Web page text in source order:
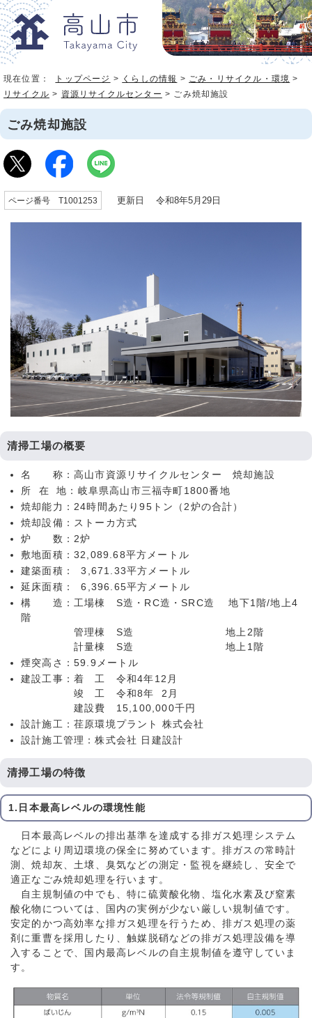
現在位置： トップページ > くらしの情報 > ごみ・リサイクル・環境 >
リサイクル > 資源リサイクルセンター > ごみ焼却施設
ごみ焼却施設
ページ番号 T1001253 更新日 令和8年5月29日
清掃工場の概要
名 称：高山市資源リサイクルセンター 焼却施設
所 在 地：岐阜県高山市三福寺町1800番地
焼却能力：24時間あたり95トン（2炉の合計）
焼却設備：ストーカ方式
炉 数：2炉
敷地面積：32,089.68平方メートル
建築面積： 3,671.33平方メートル
延床面積： 6,396.65平方メートル
構 造：工場棟 S造・RC造・SRC造 地下1階/地上4
階
管理棟 S造 地上2階
計量棟 S造 地上1階
煙突高さ：59.9メートル
建設工事：着 工 令和4年12月
竣 工 令和8年 2月
建設費 15,100,000千円
設計施工：荏原環境プラント 株式会社
設計施工管理：株式会社 日建設計
清掃工場の特徴
1.日本最高レベルの環境性能
日本最高レベルの排出基準を達成する排ガス処理システム
などにより周辺環境の保全に努めています。排ガスの常時計
測、焼却灰、土壌、臭気などの測定・監視を継続し、安全で
適正なごみ焼却処理を行います。
自主規制値の中でも、特に硫黄酸化物、塩化水素及び窒素
酸化物については、国内の実例が少ない厳しい規制値です。
安定的かつ高効率な排ガス処理を行うため、排ガス処理の薬
剤に重曹を採用したり、触媒脱硝などの排ガス処理設備を導
入することで、国内最高レベルの自主規制値を遵守していま
す。